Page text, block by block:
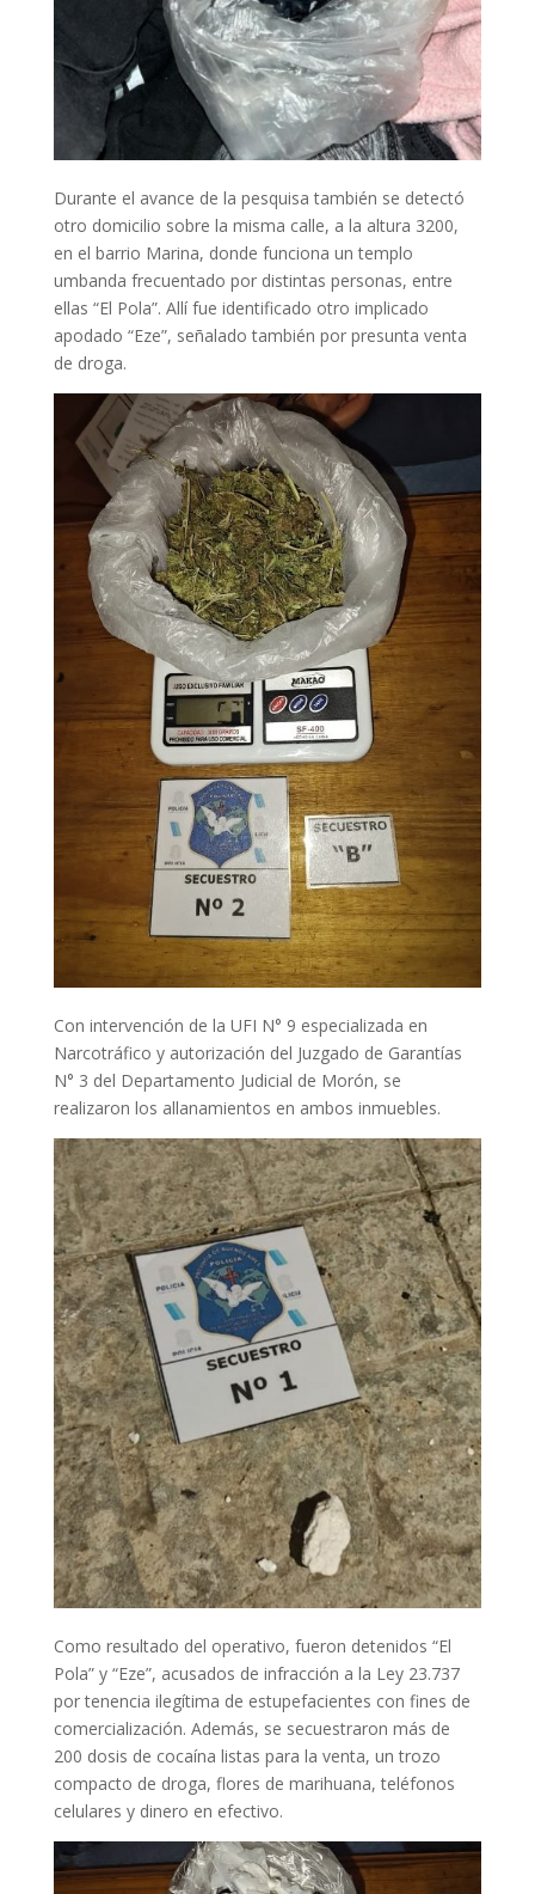
Durante el avance de la pesquisa también se detectó
otro domicilio sobre la misma calle, a la altura 3200,
en el barrio Marina, donde funciona un templo
umbanda frecuentado por distintas personas, entre
ellas “El Pola”. Allí fue identificado otro implicado
apodado “Eze”, señalado también por presunta venta
de droga.
Con intervención de la UFI N° 9 especializada en
Narcotráfico y autorización del Juzgado de Garantías
N° 3 del Departamento Judicial de Morón, se
realizaron los allanamientos en ambos inmuebles.
Como resultado del operativo, fueron detenidos “El
Pola” y “Eze”, acusados de infracción a la Ley 23.737
por tenencia ilegítima de estupefacientes con fines de
comercialización. Además, se secuestraron más de
200 dosis de cocaína listas para la venta, un trozo
compacto de droga, flores de marihuana, teléfonos
celulares y dinero en efectivo.